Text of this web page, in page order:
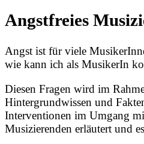
Angstfreies
Angst ist für viele
wie kann ich als MusikerIn
Diesen Fragen wird im
Hintergrundwissen und
Interventionen im Umgang
Musizierenden erläutert und